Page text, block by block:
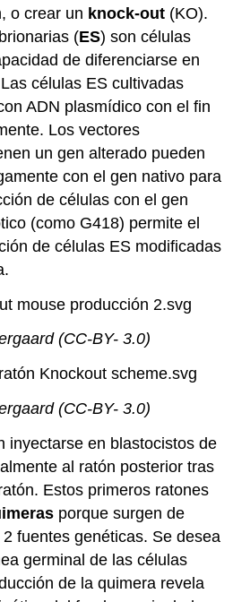
o crear un knock-out (KO).
(ES) son células
de diferenciarse en
células ES cultivadas
ADN plasmídico con el fin
Los vectores
un gen alterado pueden
con el gen nativo para
de células con el gen
(como G418) permite el
de células ES modificadas
(CC-BY- 3.0)
(CC-BY- 3.0)
inyectarse en blastocistos de
al ratón posterior tras
Estos primeros ratones
porque surgen de
fuentes genéticas. Se desea
germinal de las células
de la quimera revela